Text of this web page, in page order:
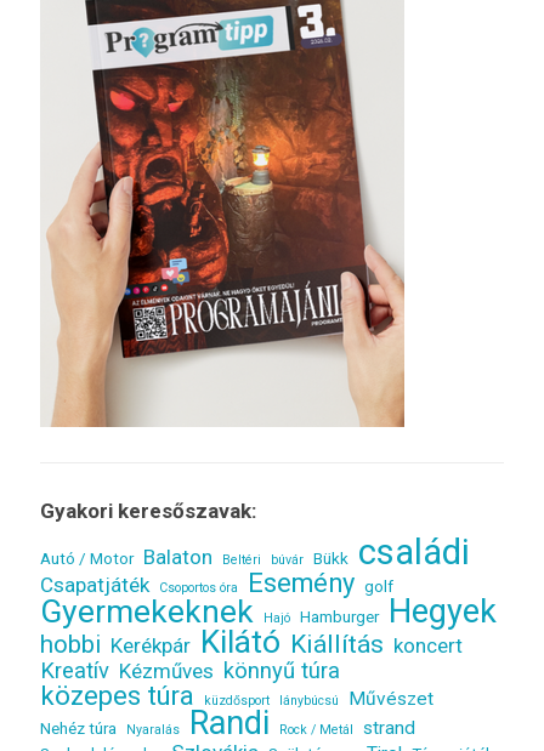
Gyakori keresőszavak:
Autó / Motor Balaton Beltéri búvár Bükk családi
Csapatjáték Csoportos óra Esemény golf
Gyermekeknek Hajó Hamburger Hegyek
hobbi Kerékpár Kilátó Kiállítás koncert
Kreatív Kézműves könnyű túra
közepes túra küzdősport lánybúcsú Művészet
Nehéz túra Nyaralás Randi Rock / Metál strand